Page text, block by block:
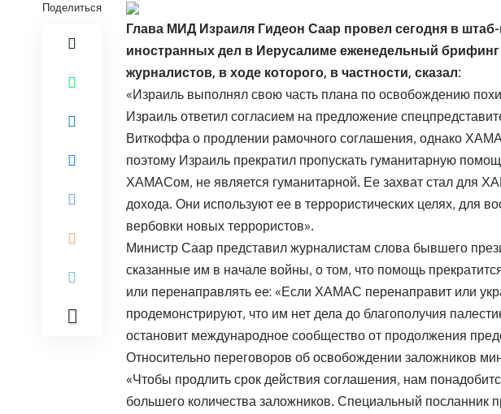
Поделиться
Глава МИД Израиля Гидеон Саар провел сегодня в
иностранных дел в Иерусалиме еженедельный
журналистов, в ходе которого, в частности, сказал:
«Израиль выполнял свою часть плана по освобождению
Израиль ответил согласием на предложение
Виткоффа о продлении рамочного соглашения, однако
поэтому Израиль прекратил пропускать гуманитарную
ХАМАСом, не является гуманитарной. Ее захват стал для
дохода. Они используют ее в террористических целях, для
вербовки новых террористов».
Министр Саар представил журналистам слова бывшего
сказанные им в начале войны, о том, что помощь
или перенаправлять ее: «Если ХАМАС перенаправит или
продемонстрируют, что им нет дела до благополучия
остановит международное сообщество от продолжения
Относительно переговоров об освобождении заложников
«Чтобы продлить срок действия соглашения, нам
большего количества заложников. Специальный посланник